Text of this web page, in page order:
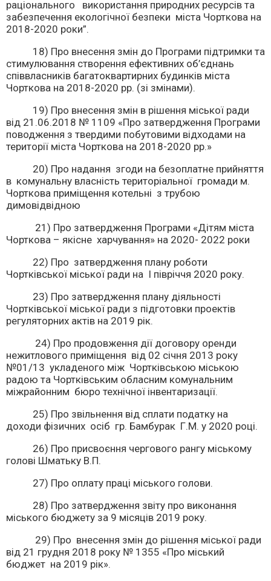
раціонального використання природних ресурсів та
забезпечення екологічної безпеки міста Чорткова на
2018-2020 роки”.
18) Про внесення змін до Програми підтримки та
стимулювання створення ефективних об’єднань
співвласників багатоквартирних будинків міста
Чорткова на 2018-2020 рр. (зі змінами).
19) Про внесення змін в рішення міської ради
від 21.06.2018 № 1109 «Про затвердження Програми
поводження з твердими побутовими відходами на
території міста Чорткова на 2018-2020 рр.»
20) Про надання згоди на безоплатне прийняття
в комунальну власність територіальної громади м.
Чорткова приміщення котельні з трубою
димовідвідною
21) Про затвердження Програми «Дітям міста
Чорткова – якісне харчування» на 2020- 2022 роки
22) Про затвердження плану роботи
Чортківської міської ради на І півріччя 2020 року.
23) Про затвердження плану діяльності
Чортківської міської ради з підготовки проектів
регуляторних актів на 2019 рік.
24) Про продовження дії договору оренди
нежитлового приміщення від 02 січня 2013 року
№01/13 укладеного між Чортківською міською
радою та Чортківським обласним комунальним
міжрайонним бюро технічної інвентаризації.
25) Про звільнення від сплати податку на
доходи фізичних осіб гр. Бамбурак Г.М. у 2020 році.
26) Про присвоєння чергового рангу міському
голові Шматьку В.П.
27) Про оплату праці міського голови.
28) Про затвердження звіту про виконання
міського бюджету за 9 місяців 2019 року.
29) Про внесення змін до рішення міської ради
від 21 грудня 2018 року № 1355 «Про міський
бюджет на 2019 рік».